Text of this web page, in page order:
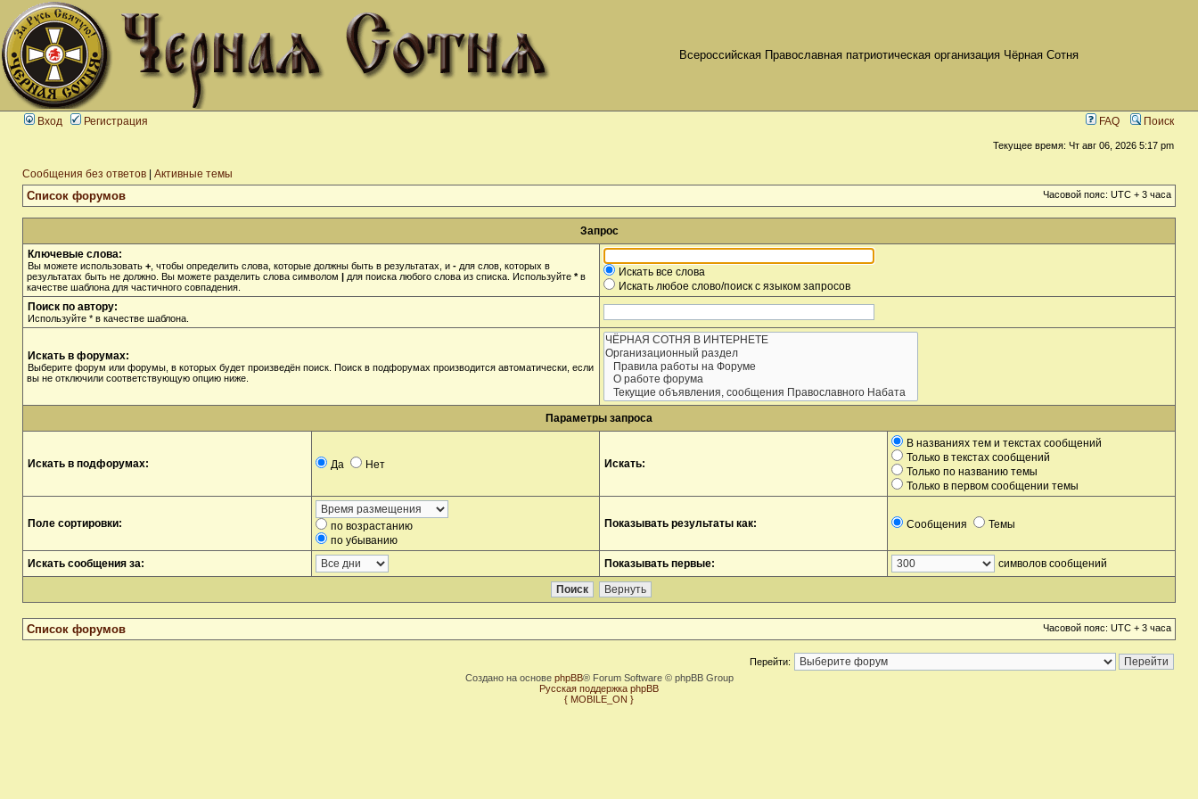
Всероссийская Православная патриотическая организация Чёрная Сотня
Вход Регистрация FAQ Поиск
Текущее время: Чт авг 06, 2026 5:17 pm
Сообщения без ответов Активные темы
Список форумов Часовой пояс: UTC + 3 часа
Запрос
Ключевые слова:
Вы можете использовать + , чтобы определить слова, которые должны быть в результатах, и - для слов, которых в
результатах быть не должно. Вы можете разделить слова символом | для поиска любого слова из списка. Используйте *в
качестве шаблона для частичного совпадения.
Искать все слова
Искать любое слово/поиск с языком запросов
Поиск по автору:
Используйте * в качестве шаблона.
Искать в форумах:
Выберите форум или форумы, в которых будет произведён поиск. Поиск в подфорумах производится автоматически, если
вы не отключили соответствующую опцию ниже.
Параметры запроса
Искать в подфорумах: Да Нет Искать:
В названиях тем и текстах сообщений
Только в текстах сообщений
Только по названию темы
Только в первом сообщении темы
Поле сортировки:
по возрастанию
по убыванию
Показывать результаты как: Сообщения Темы
Искать сообщения за: Показывать первые: символов сообщений
Список форумов Часовой пояс: UTC + 3 часа
Перейти:
Создано на основе phpBB® Forum Software © phpBB Group
Русская поддержка phpBB
{ MOBILE_ON }